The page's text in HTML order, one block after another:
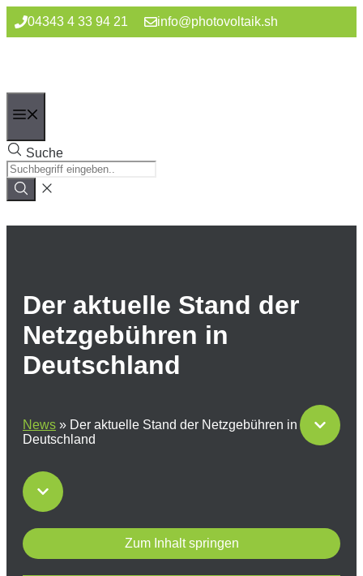
Zum
Inhalt
springen
04343 4 33 94 21 info@photovoltaik.sh
Suche
Der aktuelle Stand der
Netzgebühren in
Deutschland
News » Der aktuelle Stand der Netzgebühren in
Deutschland
Zum Inhalt springen